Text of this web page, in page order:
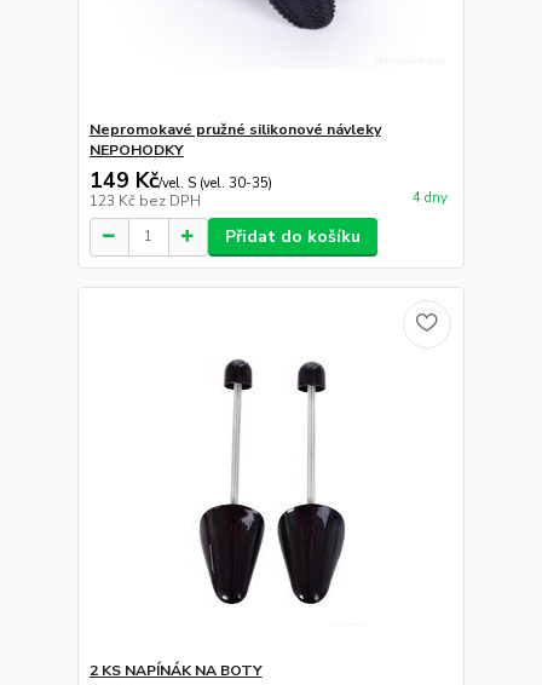
Nepromokavé pružné silikonové návleky
NEPOHODKY
149 Kč/vel. S (vel. 30-35)
123 Kč bez DPH 4 dny
Přidat do košíku
2 KS NAPÍNÁK NA BOTY